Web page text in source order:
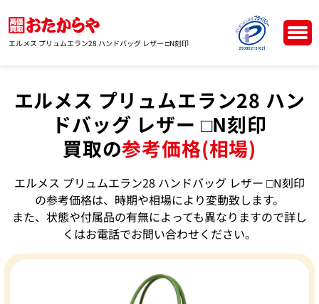
エルメス プリュムエラン28 ハンドバッグ レザー □N刻印
エルメス プリュムエラン28 ハン
ドバッグ レザー □N刻印
買取の参考価格(相場)
エルメス プリュムエラン28 ハンドバッグ レザー □N刻印
の参考価格は、時期や相場により変動致します。
また、状態や付属品の有無によっても異なりますので詳し
くはお電話でお問い合わせください。